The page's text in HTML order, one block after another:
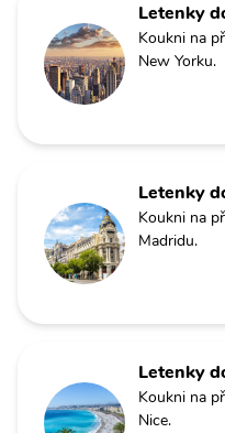
Letenky
Koukni na
New Yorku.
Letenky
Koukni na
Madridu.
Letenky
Koukni na
Nice.